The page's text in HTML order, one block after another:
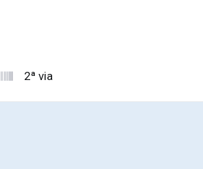
2ª via